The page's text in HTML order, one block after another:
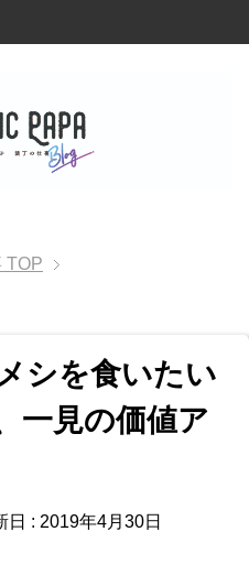
TOP
シを食いたい
一見の価値ア
日 : 2019年4月30日